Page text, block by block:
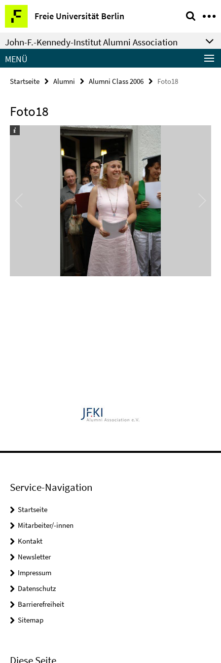
Springe
direkt
zu
Inhalt
Freie Universität Berlin
Service-
Navigation
John-F.-Kennedy-Institut Alumni Association
MENÜ
Startseite Alumni Alumni Class 2006 Foto18
Foto18
Service-Navigation
Startseite
Mitarbeiter/-innen
Kontakt
Newsletter
Impressum
Datenschutz
Barrierefreiheit
Sitemap